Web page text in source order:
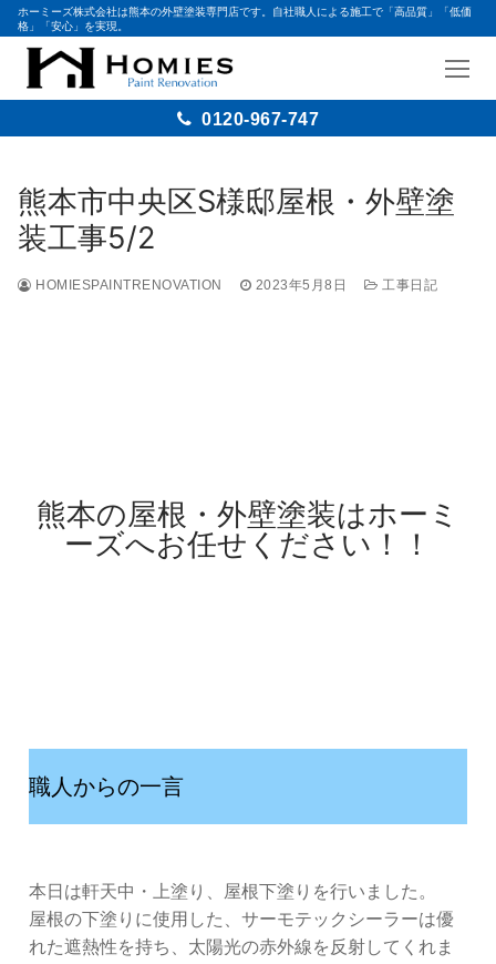
ホーミーズ株式会社は熊本の外壁塗装専門店です。自社職人による施工で「高品質」「低価
格」「安心」を実現。
0120-967-747
熊本市中央区S様邸屋根・外壁塗
装工事5/2
HOMIESPAINTRENOVATION 2023年5月8日 工事日記
熊本の屋根・外壁塗装はホーミ
ーズへお任せください！！
職人からの一言
本日は軒天中・上塗り、屋根下塗りを行いました。
屋根の下塗りに使用した、サーモテックシーラーは優
れた遮熱性を持ち、太陽光の赤外線を反射してくれま